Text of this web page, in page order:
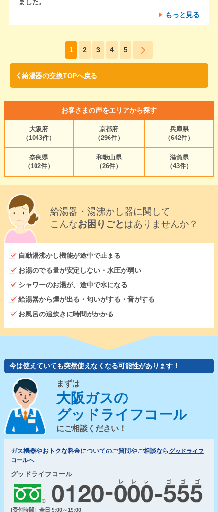
ました。
もっと見る
1 2 3 4 5
給湯器の交換TOPへ戻る
お客さまの声をエリアから探す
大阪府
（1043件）
京都府
（296件）
兵庫県
（642件）
奈良県
（102件）
和歌山県
（26件）
滋賀県
（43件）
給湯器・湯沸かし器に関して
こんなお困りごとはありませんか？
自動湯沸かし機能が途中で止まる
お湯のでる量が安定しない・水圧が弱い
シャワーのお湯が、途中で水になる
給湯器から煙が出る・匂いがする・音がする
お風呂の追炊きに時間がかかる
今は使えていても突然使えなくなる可能性があります！
まずは
大阪ガスの
グッドライフコール
にご相談ください！
ガス機器やおトクな料金についてのご質問やご相談ならグッドライフ
コールへ
グッドライフコール
[受付時間］全日 9:00～19:00